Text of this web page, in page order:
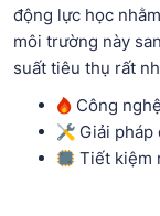
động lực học
môi trường này
suất tiêu thụ rất
Công
Giải pháp
Tiết kiệm